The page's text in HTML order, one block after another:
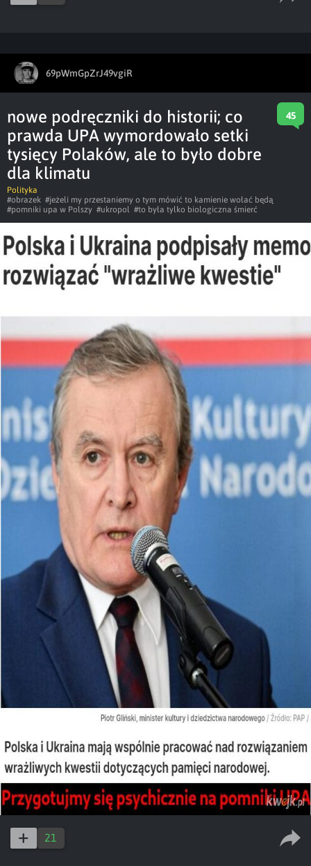
69pWmGpZrJ49vgiR
nowe podręczniki do historii; co
prawda UPA wymordowało setki
tysięcy Polaków, ale to było dobre
dla klimatu
45
Polityka
#obrazek #jeżeli my przestaniemy o tym mówić to kamienie wołać będą
#pomniki upa w Polszy #ukropol #to była tylko biologiczna śmierć
21